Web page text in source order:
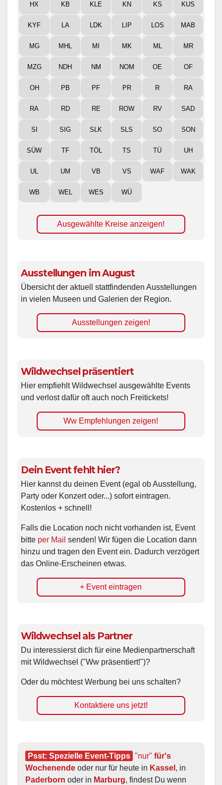
HX KB KLE KN KS KUS
KYF LA LDK LIP LOS MAB
MG MHL MI MK ML MR
MZG NDH NM NOM OE OF
OH PB PF PR R RA
RA RD RE ROW RV SAD
SI SIG SLK SLS SO SON
SÜW TF TÖL TS TÜ UH
UL UM VB VS WAF WAK
WB WEL WES WÜ
Ausgewählte Kreise anzeigen!
Ausstellungen im August
Übersicht der aktuell stattfindenden Ausstellungen
in vielen Museen und Galerien der Region.
Ausstellungen zeigen!
Wildwechsel präsentiert
Hier empfiehlt Wildwechsel ausgewählte Events
und verlost dafür oft auch noch Freitickets!
Ww Empfehlungen zeigen!
Dein Event fehlt hier?
Hier kannst du deinen Event (egal ob Ausstellung,
Party oder Konzert oder...) sofort eintragen.
Kostenlos + schnell!
Falls die Location noch nicht vorhanden ist, Event
bitte per Mail senden! Wir fügen die Location dann
hinzu und tragen den Event ein. Dadurch verzögert
das Online-Erscheinen etwas.
+ Event eintragen
Wildwechsel als Partner
Du interessierst dich für eine Medienpartnerschaft
mit Wildwechsel ("Ww präsentiert!")?
Oder du möchtest Werbung bei uns schalten?
Kontaktiere uns jetzt!
Psst: Spezielle Event-Tipps "nur" für's
Wochenende oder nur für heute in Kassel
Paderborn oder in Marburg, findest Du wenn